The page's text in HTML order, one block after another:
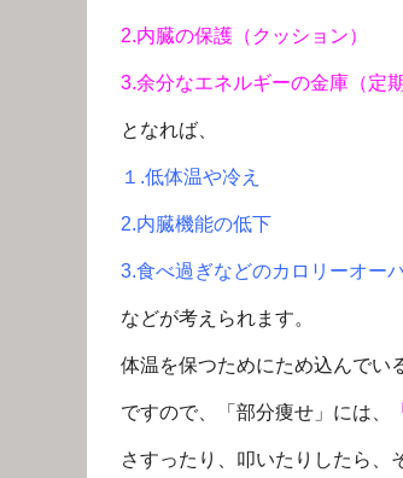
2.内臓の保護（クッション）
3.余分なエネルギーの金庫（定
となれば、
１.低体温や冷え
2.内臓機能の低下
3.食べ過ぎなどのカロリーオー
などが考えられます。
体温を保つためにため込んでい
ですので、「部分痩せ」には、
さすったり、叩いたりしたら、